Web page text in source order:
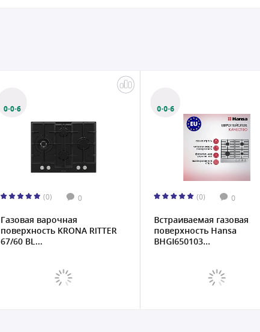
0·0·6
(0) 0
Газовая варочная
поверхность KRONA RITTER
67/60 BL...
0·0·6
(0) 0
Встраиваемая газовая
поверхность Hansa
BHGI650103...